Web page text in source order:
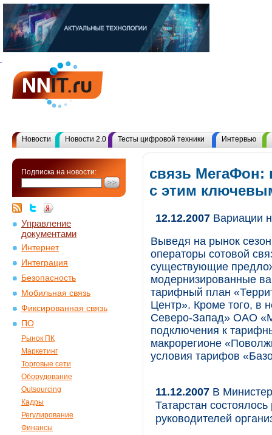
Новости Новости 2.0 Тесты цифровой техники Интервью
Подписка на новости:
Управление
документами
Интернет
Интеграция
Безопасность
Мобильная связь
Фиксированная связь
ПО
Рынок ПК
Маркетинг
Торговые сети
Оборудование
Outsourcing
Кадры
Регулирование
Финансы
связь МегаФон:
с этим
12.12.2007 Вариации
Выведя на рынок
операторы сотовой
существующие
модернизированные
тарифный план
Центр». Кроме того, в
Северо-Запад» ОАО
подключения к
макрорегионе
условия тарифов
11.12.2007 В
Татарстан
руководителей